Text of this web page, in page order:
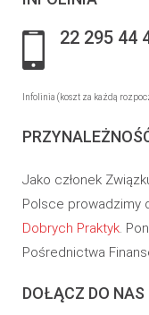
22 295 44
Infolinia (koszt za każdą
Jako członek
Polsce prowadzimy
Dobrych Praktyk.
Pośrednictwa
DOŁĄCZ DO NAS